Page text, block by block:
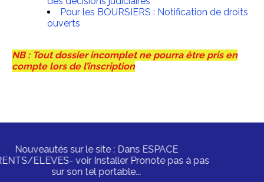
Pour les BOURSIERS : Notification de droits
ouverts
NB : Tout dossier incomplet ne pourra être pris en
compte lors de l’inscription
Nouveautés sur le site : Dans ESPACE
ELEVES- voir Installer Pronote pas à pas
sur son tel portable...